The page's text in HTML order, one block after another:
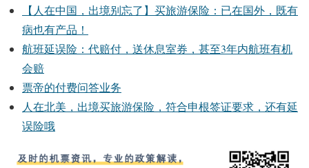
【人在中国，出境别忘了】买旅游保险：已在国外，既有
病也有产品！
航班延误险：代赔付，送休息室券，甚至3年内航班有机
会赔
票帝的付费问答业务
人在北美，出境买旅游保险，符合申根签证要求，还有延
误险哦